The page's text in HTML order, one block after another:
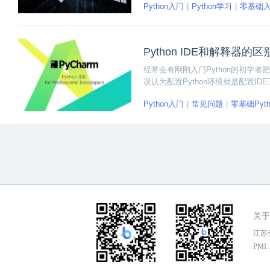
Python入门
Python学习 零基础
Python IDE和解释器的区
经常会有刚刚入门Python的初学者
误认为配置Python环境就是配置
Python入门
常见问题 零基础
关
江苏
PMI